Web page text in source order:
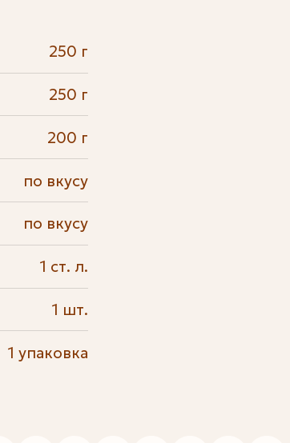
250 г
250 г
200 г
по вкусу
по вкусу
1 ст. л.
1 шт.
1 упаковка